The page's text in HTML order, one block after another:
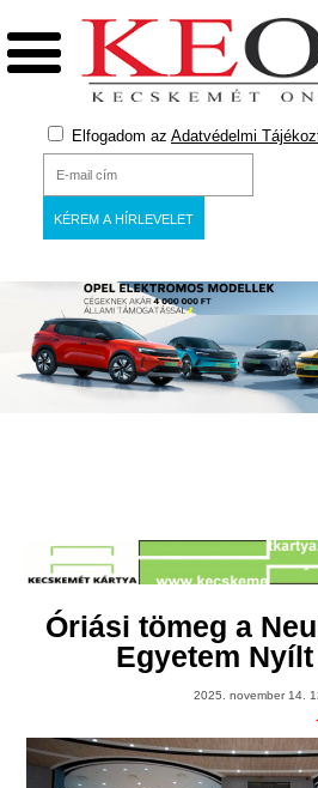
Elfogadom az Adatvédelmi
Óriási tömeg a
Egyetem
2025. november 14.